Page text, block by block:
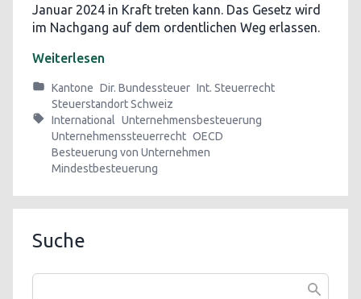
Januar 2024 in Kraft treten kann. Das Gesetz wird
im Nachgang auf dem ordentlichen Weg erlassen.
Weiterlesen
Kantone Dir. Bundessteuer Int. Steuerrecht
Steuerstandort Schweiz
International Unternehmensbesteuerung
Unternehmenssteuerrecht OECD
Besteuerung von Unternehmen
Mindestbesteuerung
Suche